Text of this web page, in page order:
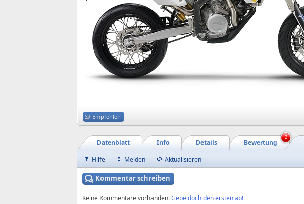
Empfehlen
Bewertung
Details
Info
Datenblatt
2
Hilfe Melden Aktualisieren
Kommentar schreiben
Keine Kommentare vorhanden.Gebe doch den ersten ab!